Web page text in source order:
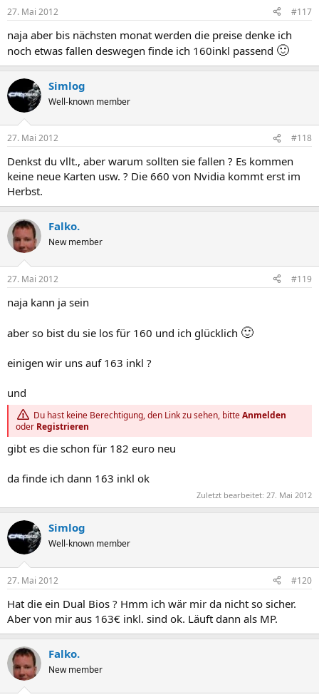
27. Mai 2012 #117
naja aber bis nächsten monat werden die preise denke ich
noch etwas fallen deswegen finde ich 160inkl passend 🙂
Simlog
Well-known member
27. Mai 2012 #118
Denkst du vllt., aber warum sollten sie fallen ? Es kommen
keine neue Karten usw. ? Die 660 von Nvidia kommt erst im
Herbst.
Falko.
New member
27. Mai 2012 #119
naja kann ja sein
aber so bist du sie los für 160 und ich glücklich 🙂
einigen wir uns auf 163 inkl ?
und
Du hast keine Berechtigung, den Link zu sehen, bitteAnmelden
oder Registrieren
gibt es die schon für 182 euro neu
da finde ich dann 163 inkl ok
Zuletzt bearbeitet: 27. Mai 2012
Simlog
Well-known member
27. Mai 2012 #120
Hat die ein Dual Bios ? Hmm ich wär mir da nicht so sicher.
Aber von mir aus 163€ inkl. sind ok. Läuft dann als MP.
Falko.
New member